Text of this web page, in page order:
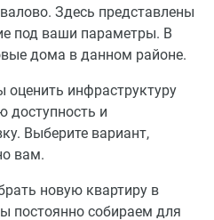
Здесь представлены
под ваши параметры. В
дома в данном районе.
оценить инфраструктуру
доступность и
Выберите вариант,
вам.
новую квартиру в
постоянно собираем для